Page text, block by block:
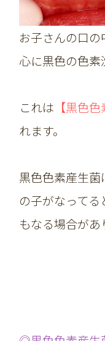
お子さんの口
心に黒色の色素
これは 【黒色
れます。
黒色色素産生
の子がなって
もなる場合があ